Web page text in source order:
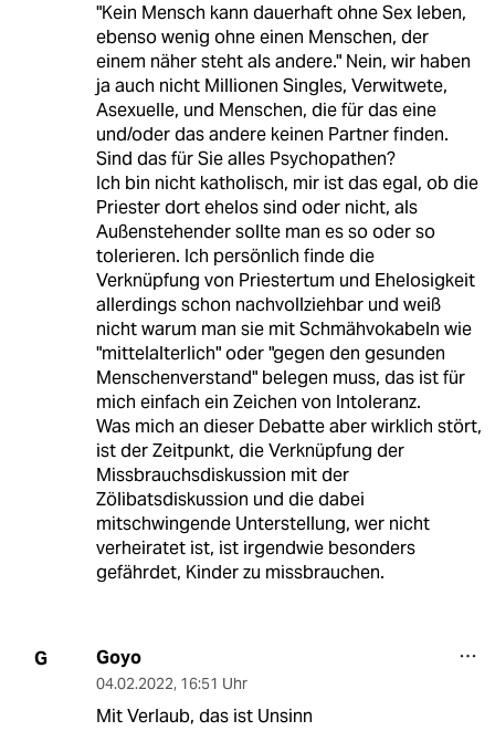
"Kein Mensch kann dauerhaft ohne Sex leben,
ebenso wenig ohne einen Menschen, der
einem näher steht als andere." Nein, wir haben
ja auch nicht Millionen Singles, Verwitwete,
Asexuelle, und Menschen, die für das eine
und/oder das andere keinen Partner finden.
Sind das für Sie alles Psychopathen?
Ich bin nicht katholisch, mir ist das egal, ob die
Priester dort ehelos sind oder nicht, als
Außenstehender sollte man es so oder so
tolerieren. Ich persönlich finde die
Verknüpfung von Priestertum und Ehelosigkeit
allerdings schon nachvollziehbar und weiß
nicht warum man sie mit Schmähvokabeln wie
"mittelalterlich" oder "gegen den gesunden
Menschenverstand" belegen muss, das ist für
mich einfach ein Zeichen von Intoleranz.
Was mich an dieser Debatte aber wirklich stört,
ist der Zeitpunkt, die Verknüpfung der
Missbrauchsdiskussion mit der
Zölibatsdiskussion und die dabei
mitschwingende Unterstellung, wer nicht
verheiratet ist, ist irgendwie besonders
gefährdet, Kinder zu missbrauchen.
G Goyo
04.02.2022, 16:51 Uhr
Mit Verlaub, das ist Unsinn